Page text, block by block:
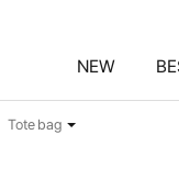
NEW
Tote bag